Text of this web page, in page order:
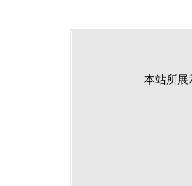
本站所展